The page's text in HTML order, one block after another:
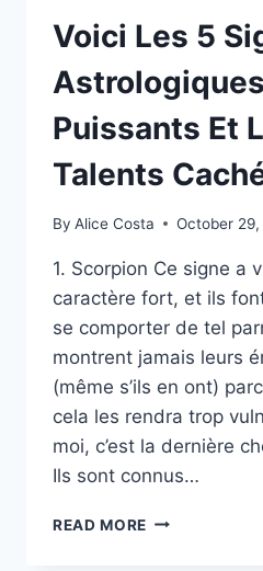
Voici Les 5
Puissants Et
Talents
By Alice Costa October
1. Scorpion Ce signe a
caractère fort, et ils
se comporter de tel
montrent jamais leurs
(même s’ils en ont)
cela les rendra trop
moi, c’est la dernière
Ils sont connus…
READ MORE VOICI